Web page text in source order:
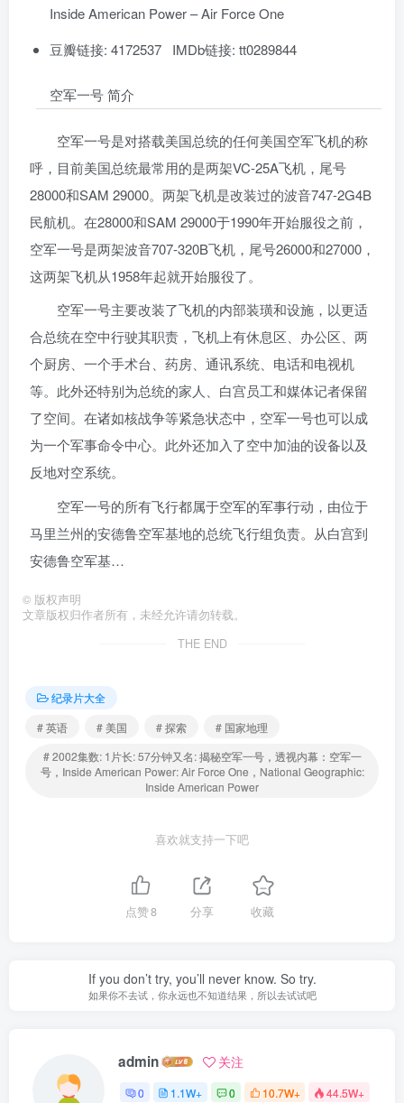
Inside American Power – Air Force One
豆瓣链接: 4172537 IMDb链接: tt0289844
空军一号 简介
空军一号是对搭载美国总统的任何美国空军飞机的称
呼，目前美国总统最常用的是两架VC-25A飞机，尾号
28000和SAM 29000。两架飞机是改装过的波音747-2G4B
民航机。在28000和SAM 29000于1990年开始服役之前，
空军一号是两架波音707-320B飞机，尾号26000和27000，
这两架飞机从1958年起就开始服役了。
空军一号主要改装了飞机的内部装璜和设施，以更适
合总统在空中行驶其职责，飞机上有休息区、办公区、两
个厨房、一个手术台、药房、通讯系统、电话和电视机
等。此外还特别为总统的家人、白宫员工和媒体记者保留
了空间。在诸如核战争等紧急状态中，空军一号也可以成
为一个军事命令中心。此外还加入了空中加油的设备以及
反地对空系统。
空军一号的所有飞行都属于空军的军事行动，由位于
马里兰州的安德鲁空军基地的总统飞行组负责。从白宫到
安德鲁空军基…
© 版权声明
文章版权归作者所有，未经允许请勿转载。
THE END
纪录片大全
# 英语
# 美国 # 探索
# 国家地理
# 2002集数: 1片长: 57分钟又名: 揭秘空军一号，透视内幕：空军一
号，Inside American Power: Air Force One，National Geographic:
Inside American Power
喜欢就支持一下吧
点赞8 分享 收藏
If you don’t try, you’ll never know. So try.
如果你不去试，你永远也不知道结果，所以去试试吧
admin 关注
0 1.1W+ 0 10.7W+ 44.5W+